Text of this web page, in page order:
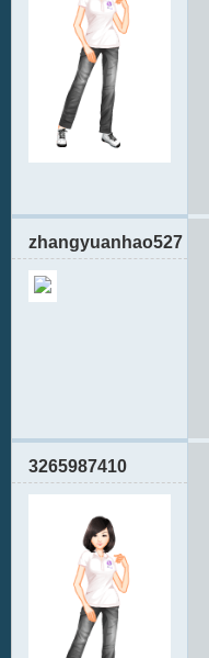
zhangyuanhao527
3265987410